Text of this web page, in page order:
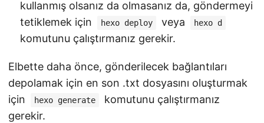
kullanmış olsanız da olmasanız da, göndermeyi
tetiklemek için
hexo deploy veya hexo d
komutunu çalıştırmanız gerekir.
Elbette daha önce, gönderilecek bağlantıları
depolamak için en son .txt dosyasını oluşturmak
için
hexo generate
komutunu çalıştırmanız
gerekir.